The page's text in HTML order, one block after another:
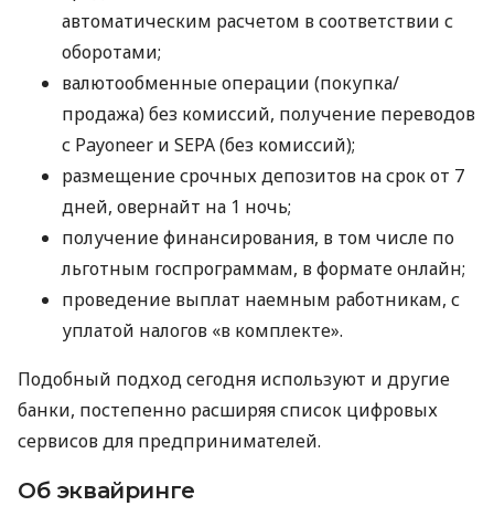
автоматическим расчетом в соответствии с
оборотами;
валютообменные операции (покупка/
продажа) без комиссий, получение переводов
с Payoneer и SEPA (без комиссий);
размещение срочных депозитов на срок от 7
дней, овернайт на 1 ночь;
получение финансирования, в том числе по
льготным госпрограммам, в формате онлайн;
проведение выплат наемным работникам, с
уплатой налогов «в комплекте».
Подобный подход сегодня используют и другие
банки, постепенно расширяя список цифровых
сервисов для предпринимателей.
Об эквайринге